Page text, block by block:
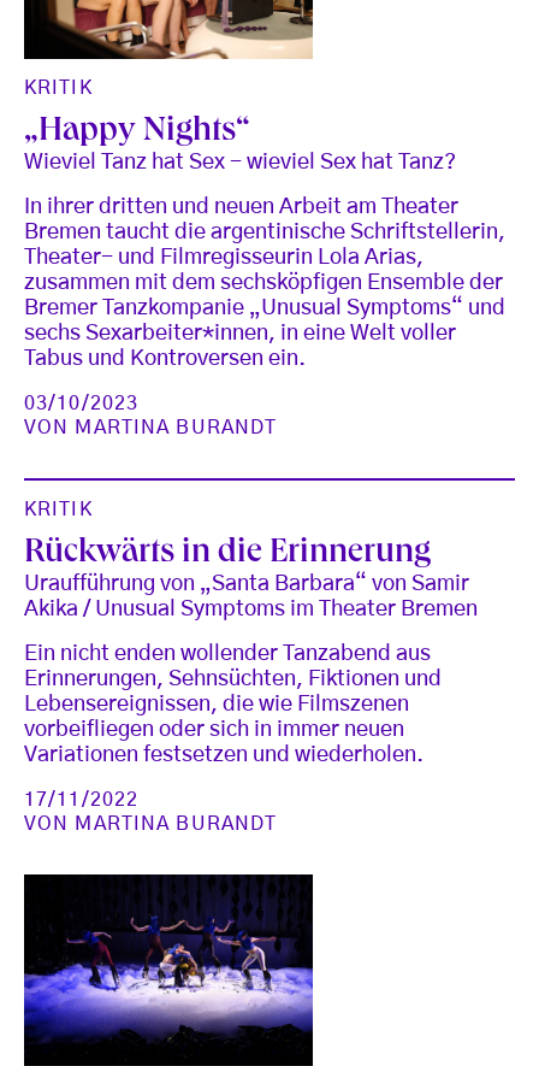
KRITIK
„Happy Nights“
Wieviel Tanz hat Sex - wieviel Sex hat Tanz?
In ihrer dritten und neuen Arbeit am Theater
Bremen taucht die argentinische Schriftstellerin,
Theater- und Filmregisseurin Lola Arias,
zusammen mit dem sechsköpfigen Ensemble der
Bremer Tanzkompanie „Unusual Symptoms“ und
sechs Sexarbeiter*innen, in eine Welt voller
Tabus und Kontroversen ein.
03/10/2023
VON MARTINA BURANDT
KRITIK
Rückwärts in die Erinnerung
Uraufführung von „Santa Barbara“ von Samir
Akika / Unusual Symptoms im Theater Bremen
Ein nicht enden wollender Tanzabend aus
Erinnerungen, Sehnsüchten, Fiktionen und
Lebensereignissen, die wie Filmszenen
vorbeifliegen oder sich in immer neuen
Variationen festsetzen und wiederholen.
17/11/2022
VON MARTINA BURANDT